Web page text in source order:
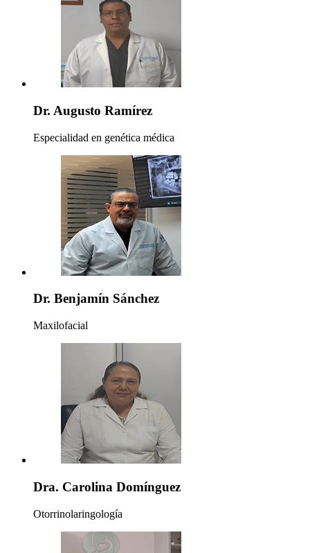
Dr. Augusto Ramírez
Especialidad en genética médica
Dr. Benjamín Sánchez
Maxilofacial
Dra. Carolina Domínguez
Otorrinolaringología